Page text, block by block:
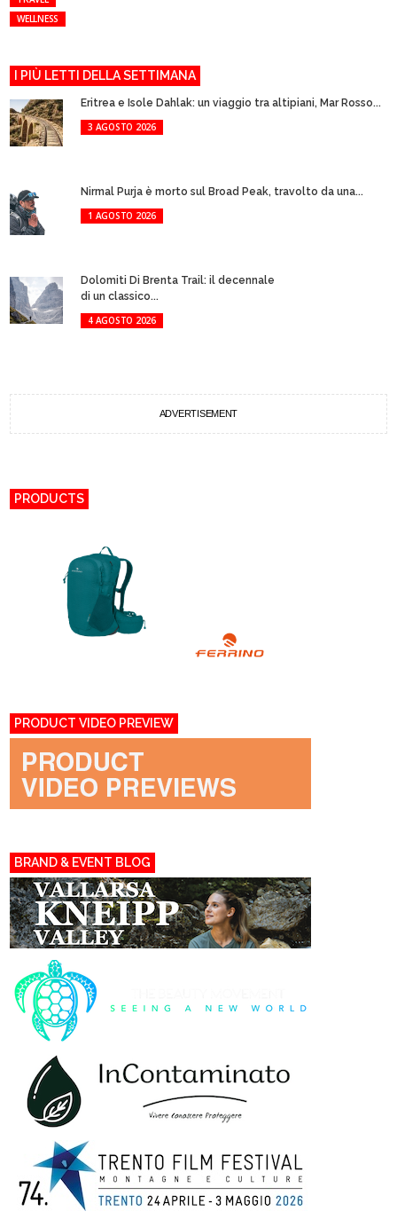
WELLNESS
I PIÙ LETTI DELLA SETTIMANA
Eritrea e Isole Dahlak: un viaggio tra altipiani, Mar Rosso...
3 AGOSTO 2026
Nirmal Purja è morto sul Broad Peak, travolto da una...
1 AGOSTO 2026
Dolomiti Di Brenta Trail: il decennale
di un classico...
4 AGOSTO 2026
ADVERTISEMENT
PRODUCTS
PRODUCT VIDEO PREVIEW
BRAND & EVENT BLOG